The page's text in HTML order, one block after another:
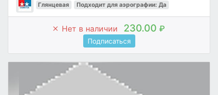
Глянцевая Подходит для аэрографии: Да
Нет в наличии 230.00 ₽
Подписаться